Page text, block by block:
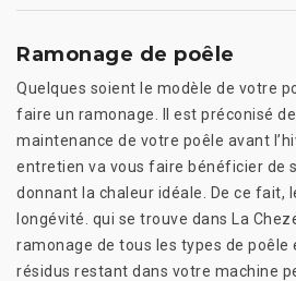
Ramonage de poêle
Quelques soient le modèle de votre
faire un ramonage. Il est préconisé
maintenance de votre poêle avant
entretien va vous faire bénéficier de
donnant la chaleur idéale. De ce fait,
longévité. qui se trouve dans La
ramonage de tous les types de poêle
résidus restant dans votre machine